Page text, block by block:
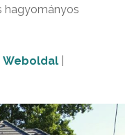
hagyományos
Weboldal